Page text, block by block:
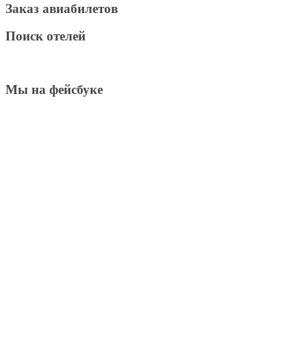
Заказ авиабилетов
Поиск отелей
Мы на фейсбуке